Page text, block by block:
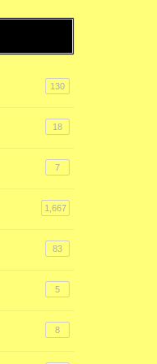
130
18
7
1,667
83
5
8